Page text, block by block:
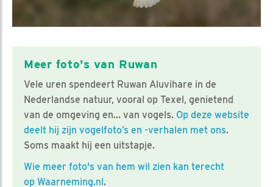
Meer foto's van Ruwan
Vele uren spendeert Ruwan Aluvihare in de
Nederlandse natuur, vooral op Texel, genietend
van de omgeving en… van vogels. Op deze website
deelt hij zijn vogelfoto’s en -verhalen met ons.
Soms maakt hij een uitstapje.
Wie meer foto's van hem wil zien kan terecht
op Waarneming.nl.